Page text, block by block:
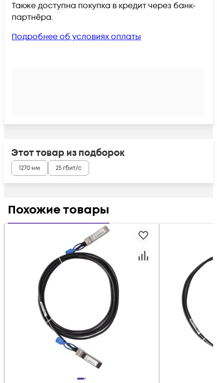
Также доступна покупка в кредит через банк-
партнёра.
Подробнее об условиях оплаты
Этот товар из подборок
1270 нм 25 гбит/с
Похожие товары